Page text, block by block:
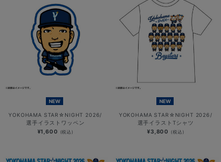
NEW
YOKOHAMA STAR☆NIGHT 2026/
選手イラストワッペン
¥1,600 (税込)
NEW
YOKOHAMA STAR☆NIGHT 2026/
選手イラストTシャツ
¥3,800 (税込)